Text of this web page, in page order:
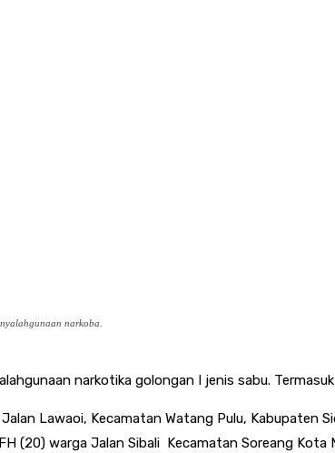
narkoba.
narkotika golongan I jenis sabu.
Lawaoi, Kecamatan Watang Pulu, Kabupaten
(20) warga Jalan Sibali Kecamatan Soreang Kota